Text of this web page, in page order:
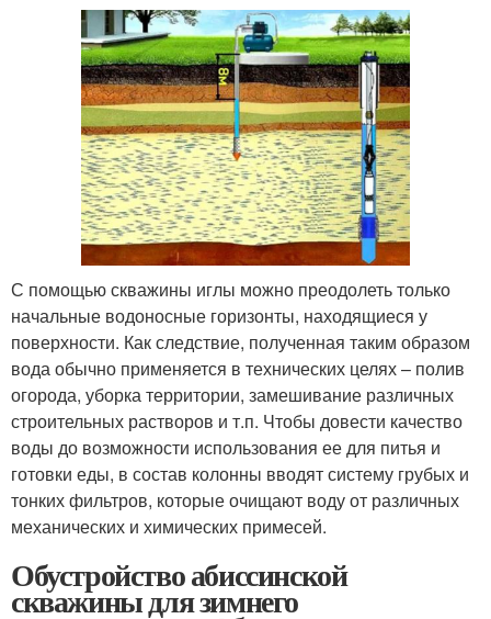
С помощью скважины иглы можно преодолеть только
начальные водоносные горизонты, находящиеся у
поверхности. Как следствие, полученная таким образом
вода обычно применяется в технических целях – полив
огорода, уборка территории, замешивание различных
строительных растворов и т.п. Чтобы довести качество
воды до возможности использования ее для питья и
готовки еды, в состав колонны вводят систему грубых и
тонких фильтров, которые очищают воду от различных
механических и химических примесей.
Обустройство абиссинской
скважины для зимнего